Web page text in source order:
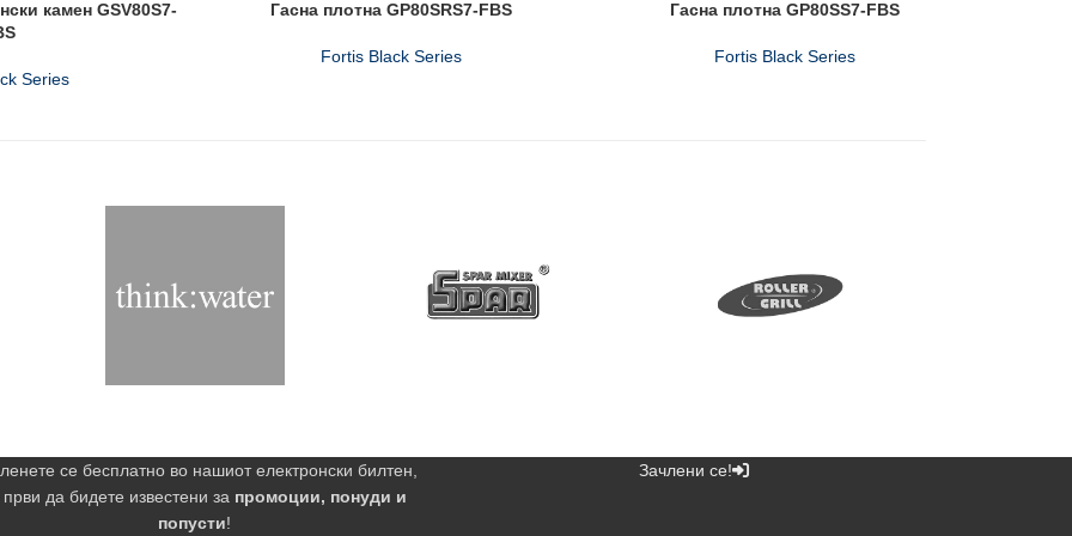
камен GSV80S7-
Series
Гасна плотна GP80SRS7-FBS
Fortis Black Series
Гасна плотна GP80SS7-FBS
Fortis Black Series
се бесплатно во нашиот електронски билтен,
први да бидете известени за промоции, понуди и
попусти!
Зачлени се!